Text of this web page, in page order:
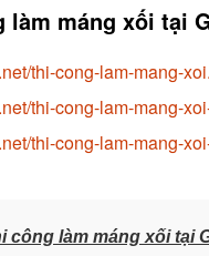
máng xối tại
thi-cong-lam-mang-
thi-cong-lam-mang-
thi-cong-lam-mang-
công làm máng xối tại